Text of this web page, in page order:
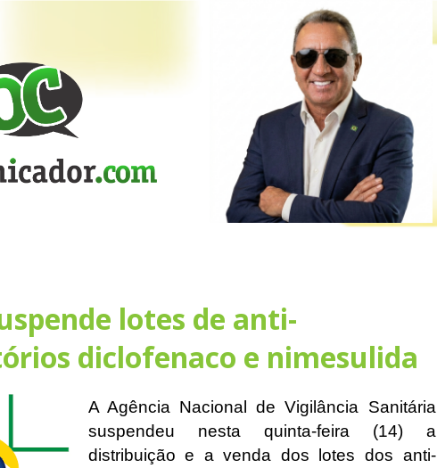
lotes de anti-
diclofenaco e nimesulida
A Agência Nacional de Vigilância Sanitária
suspendeu nesta quinta-feira (14) a
distribuição e a venda dos lotes dos anti-